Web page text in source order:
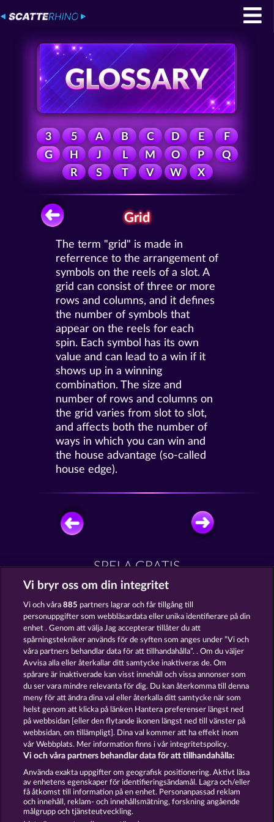
3 5 A B C D E
F
G
H J L M O P
Q
R
S T V W X
Grid
The term "grid" is made in
referrence to the arrangement of
symbols on the reels of a slot. A
grid can consist of three or more
rows and columns, and it defines
the number of symbols that
appear on the reels for each
spin. Each symbol has its own
value and can lead to a win if it
shows up in a winning
combination. The size and
number of rows and columns on
the grid varies from slot to slot,
and affects both the number of
ways in which you can win and
the house advantage (so-called
house edge).
SPELA GRATIS
Tower of Power Texas Tycoon
Back to the Fruits Creatures of the Night
Användarvillkor Sekretesspolicy Avtryck
Om Företaget
Vi bryr oss om din integritet
Vi och våra885 partners lagrar och får tillgång till
personuppgifter som webbläsardata eller unika identifierare på din
enhet . Genom att välja Jag accepterar tillåter du att
spårningstekniker används för de syften som anges under ”Vi och
våra partners behandlar data för att tillhandahålla”. . Om du väljer
Avvisa alla eller återkallar ditt samtycke inaktiveras de. Om
spårare är inaktiverade kan visst innehåll och vissa annonser som
du ser vara mindre relevanta för dig. Du kan återkomma till denna
meny för att ändra dina val eller återkalla ditt samtycke när som
helst genom att klicka på länken Hantera preferenser längst ned
på webbsidan [eller den flytande ikonen längst ned till vänster på
webbsidan, om tillämpligt]. Dina val kommer att ha effekt inom
vår Webbplats. Mer information finns i vår integritetspolicy.
Vi och våra partners behandlar data för att tillhandahålla:
Använda exakta uppgifter om geografisk positionering. Aktivt läsa
av enhetens egenskaper för identifieringsändamål. Lagra och/eller
få åtkomst till information på en enhet. Personanpassad reklam
och innehåll, reklam- och innehållsmätning, forskning angående
målgrupp och tjänsteutveckling.